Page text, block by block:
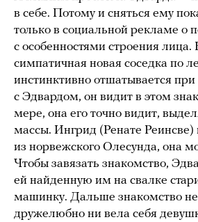
в себе. Потому и сняться ему
только в социальной рекламе о
с особенностями строения лица.
симпатичная новая соседка по
инстинктивно отшатывается при
с Эдвардом, он видит в этом
мере, она его точно видит,
массы. Ингрид (Ренате Реинсве)
из норвежского Олесунда, она
Чтобы завязать знакомство,
ей найденную им на свалке
машинку. Дальше знакомство не
дружелюбно ни вела себя